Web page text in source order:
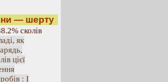
— шерту
сколів
як
цієї
: I